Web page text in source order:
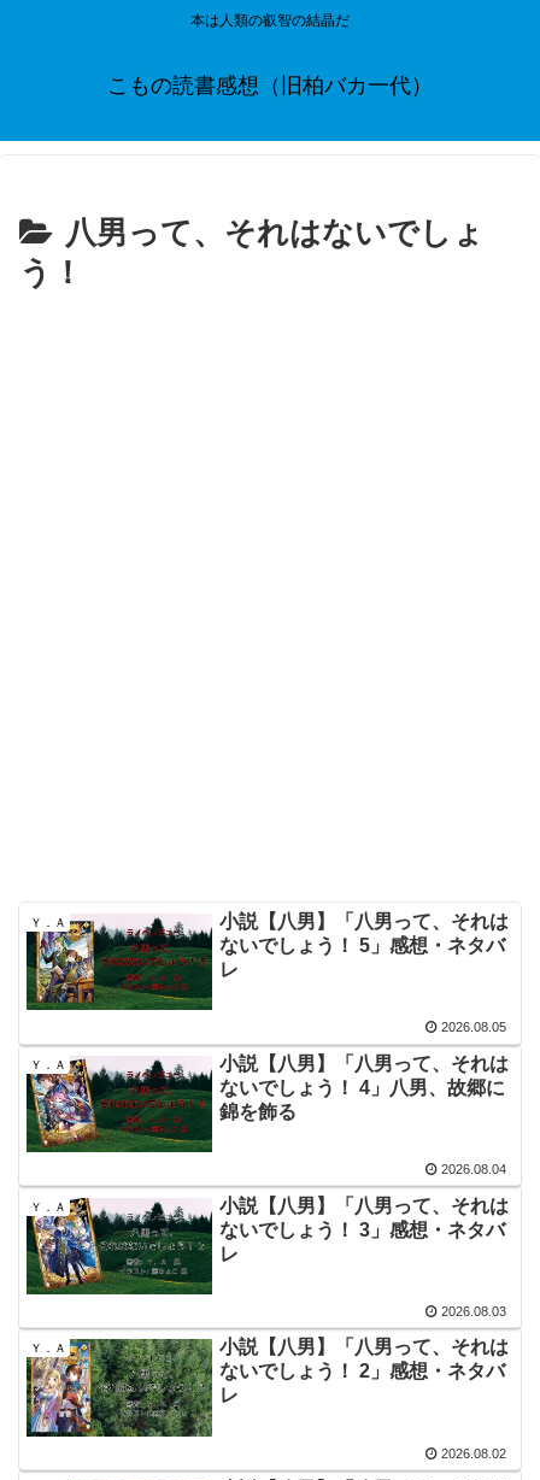
本は人類の叡智の結晶だ
こもの読書感想（旧柏バカ一代）
八男って、それはないでしょ
う！
Ｙ．Ａ
小説【八男】「八男って、それは
ないでしょう！ 5」感想・ネタバ
レ
2026.08.05
Ｙ．Ａ
小説【八男】「八男って、それは
ないでしょう！ 4」八男、故郷に
錦を飾る
2026.08.04
Ｙ．Ａ
小説【八男】「八男って、それは
ないでしょう！ 3」感想・ネタバ
レ
2026.08.03
Ｙ．Ａ
小説【八男】「八男って、それは
ないでしょう！ 2」感想・ネタバ
レ
2026.08.02